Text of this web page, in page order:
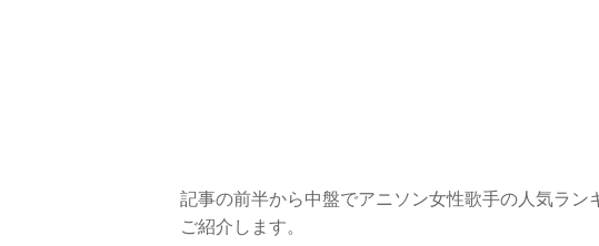
記事の前半から中盤でアニソン女性歌手の人気ラ
ご紹介します。